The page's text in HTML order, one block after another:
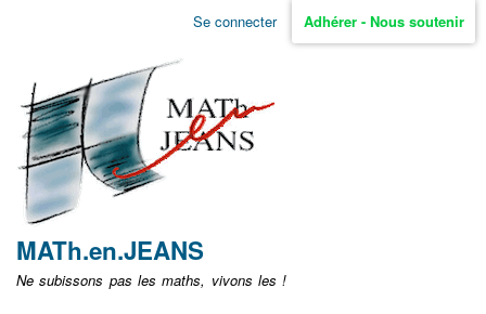
Aller
non
identifié
Se connecter Adhérer - Nous soutenir
MATh.en.JEANS
Ne subissons pas les maths, vivons les !